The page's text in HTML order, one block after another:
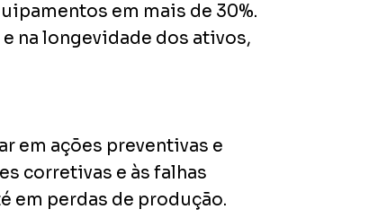
em mais de 30%.
na longevidade dos ativos,
em ações preventivas e
corretivas e às falhas
em perdas de produção.